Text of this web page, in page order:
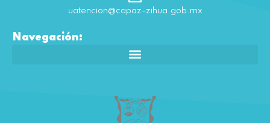
uatencion@capaz-zihua.gob.mx
Navegación: